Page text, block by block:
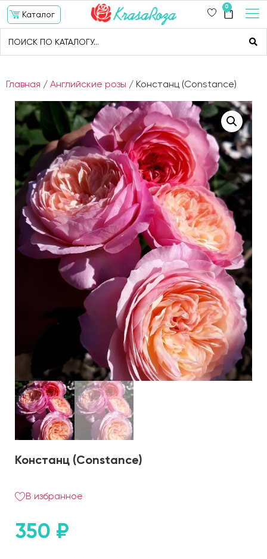
Каталог
0
Главная / Английские розы / Констанц (Constance)
Констанц (Constance)
В избранное
350 ₽